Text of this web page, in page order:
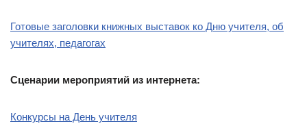
Готовые заголовки книжных выставок ко Дню учителя, об
учителях, педагогах
Сценарии мероприятий из интернета:
Конкурсы на День учителя